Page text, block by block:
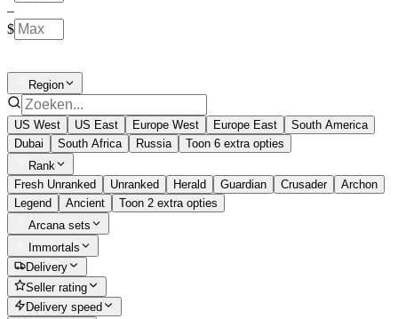
–
$
Region
US West US East Europe West Europe East
South America
Dubai
South Africa Russia
Toon 6 extra opties
Rank
Fresh Unranked
Unranked Herald Guardian Crusader
Archon
Legend
Ancient
Toon 2 extra opties
Arcana sets
Immortals
Delivery
Seller rating
Delivery speed